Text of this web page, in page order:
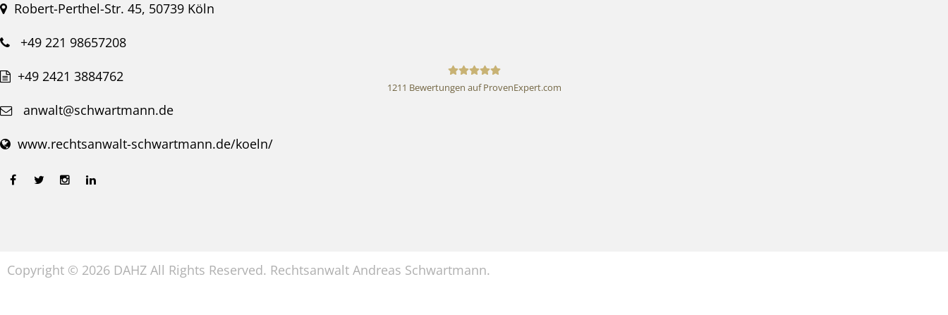
Robert-Perthel-Str. 45, 50739 Köln
+49 221 98657208
+49 2421 3884762
anwalt@schwartmann.de
www.rechtsanwalt-schwartmann.de/koeln/
1211 Bewertungen auf ProvenExpert.com
Copyright © 2026 DAHZ All Rights Reserved. Rechtsanwalt Andreas Schwartmann.